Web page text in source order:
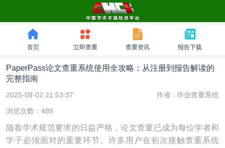
首页 立即查重 查重资讯 报告下载
PaperPass论文查重系统使用全攻略：从注册到报告解读的
完整指南
2025-09-02 21:53:37 作者 : 毕业查重系统
浏览次数：488
随着学术规范要求的日益严格，论文查重已成为每位学者和
学子必须面对的重要环节。许多用户在初次接触查重系统